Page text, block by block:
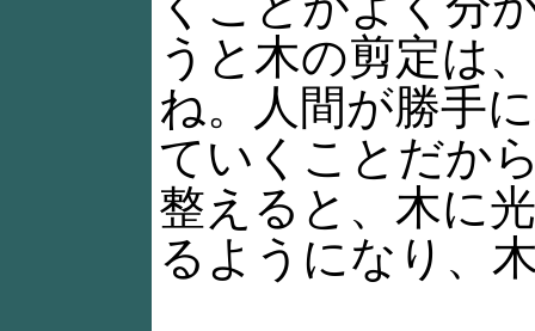
うと木の剪定は
ね。人間が勝手
ていくことだか
整えると、木に
るようになり、